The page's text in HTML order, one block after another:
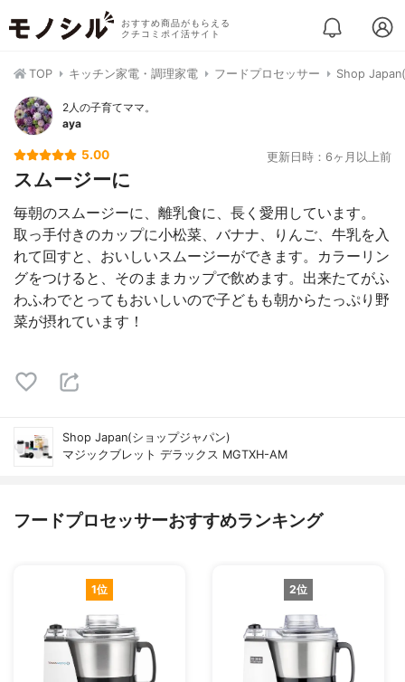
おすすめ商品がもらえる
クチコミポイ活サイト
TOP キッチン家電・調理家電 フードプロセッサー Shop
2人の子育てママ。
aya
5.00 更新日時：6ヶ月以上前
スムージーに
毎朝のスムージーに、離乳食に、長く愛用しています。
取っ手付きのカップに小松菜、バナナ、りんご、牛乳を入
れて回すと、おいしいスムージーができます。カラーリン
グをつけると、そのままカップで飲めます。出来たてがふ
わふわでとってもおいしいので子どもも朝からたっぷり野
菜が摂れています！
Shop Japan(ショップジャパン)
マジックブレット デラックス MGTXH-AM
フードプロセッサーおすすめランキング
1位 2位